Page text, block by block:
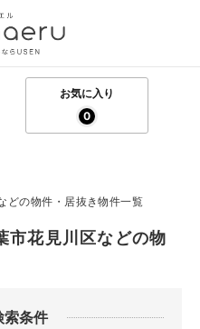
お気に入り
0
どの物件・居抜き物件一覧
市花見川区などの物
索条件